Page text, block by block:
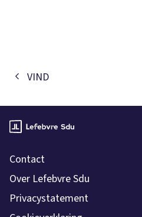
VIND
Contact
Over Lefebvre Sdu
Privacystatement